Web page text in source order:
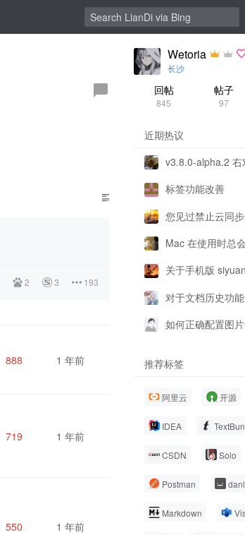
2 3 193
888 1 年前
719 1 年前
550 1 年前
Wetoria
长沙
回帖
845
帖子
97
近期热议
v3.8.0-alpha.2
标签功能改善
Mac 在使用时总
关于手机版
如何正确配置图
推荐标签
阿里云 开源
IDEA
CSDN Solo
Postman danl
Markdown